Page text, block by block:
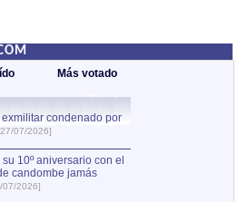
Más votado
condenado por
07/2026]
10º aniversario con el
candombe jamás
07/2026]